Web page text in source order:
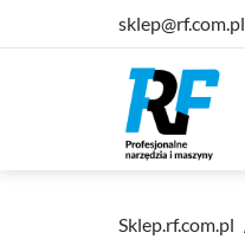
sklep@rf.com.pl
Sklep.rf.com.pl